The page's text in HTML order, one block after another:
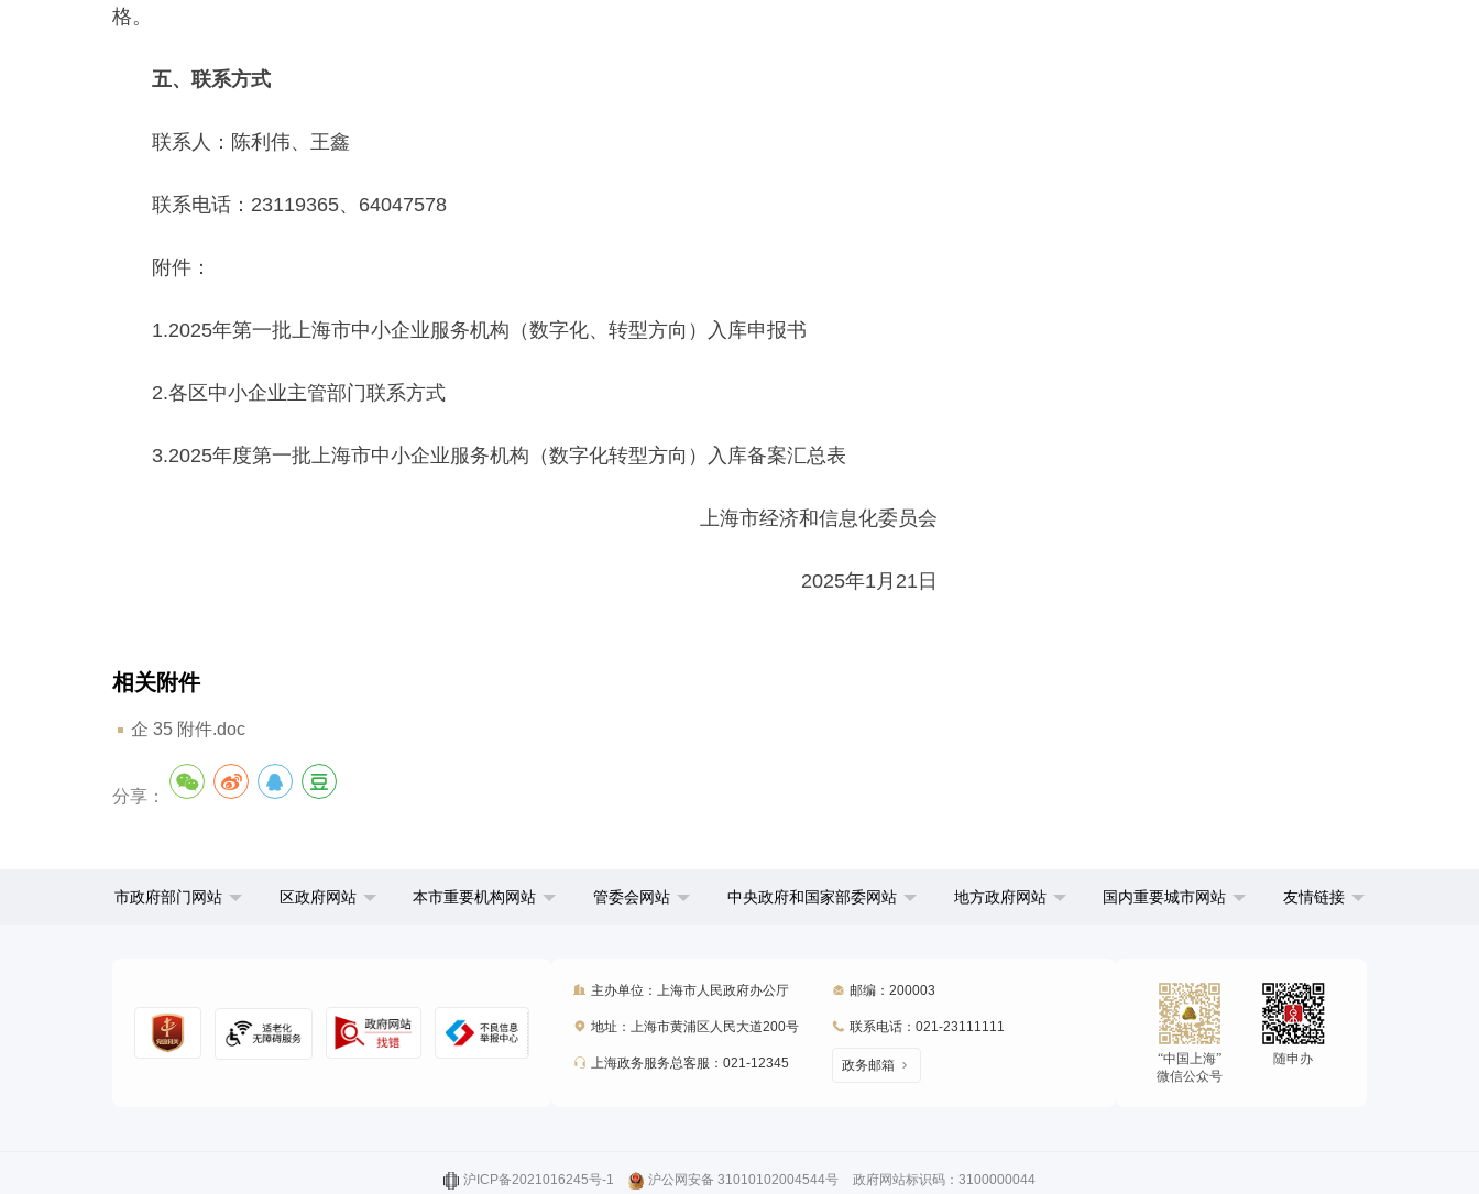
格。
五、联系方式
联系人：陈利伟、王鑫
联系电话：23119365、64047578
附件：
1.2025年第一批上海市中小企业服务机构（数字化、转型方向）入库申报书
2.各区中小企业主管部门联系方式
3.2025年度第一批上海市中小企业服务机构（数字化转型方向）入库备案汇总表
上海市经济和信息化委员会
2025年1月21日
相关附件
企 35 附件.doc
分享：
市政府部门网站 区政府网站 本市重要机构网站 管委会网站 中央政府和国家部委网站 地方政府网站 国内重要城市网站 友情链接
主办单位：上海市人民政府办公厅
地址：上海市黄浦区人民大道200号
上海政务服务总客服：021-12345
邮编：200003
联系电话：021-23111111
政务邮箱
“中国上海”
微信公众号
随申办
沪ICP备2021016245号-1 沪公网安备 31010102004544号 政府网站标识码：3100000044